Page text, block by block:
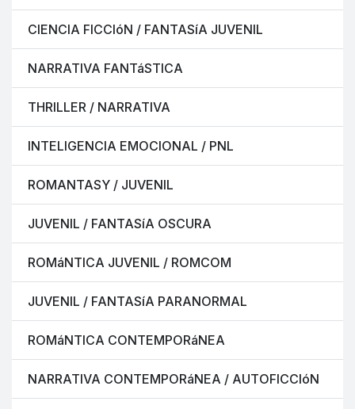
CIENCIA FICCIóN / FANTASíA JUVENIL
NARRATIVA FANTáSTICA
THRILLER / NARRATIVA
INTELIGENCIA EMOCIONAL / PNL
ROMANTASY / JUVENIL
JUVENIL / FANTASíA OSCURA
ROMáNTICA JUVENIL / ROMCOM
JUVENIL / FANTASíA PARANORMAL
ROMáNTICA CONTEMPORáNEA
NARRATIVA CONTEMPORáNEA / AUTOFICCIóN